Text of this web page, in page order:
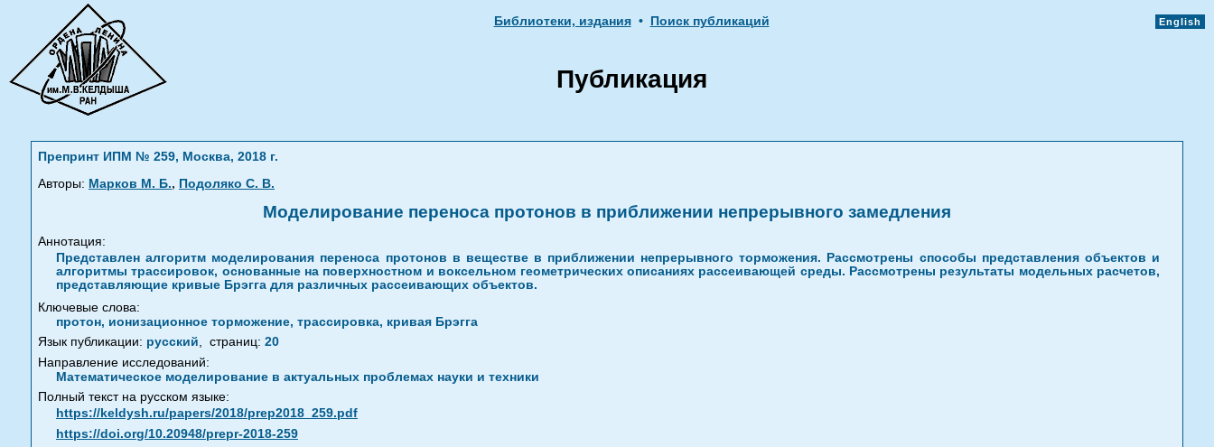
Библиотеки, издания • Поиск публикаций English
Публикация
Препринт ИПМ № 259, Москва, 2018 г.
Авторы: Марков М. Б., Подоляко С. В.
Моделирование переноса протонов в приближении непрерывного замедления
Аннотация:
Представлен алгоритм моделирования переноса протонов в веществе в приближении непрерывного торможения. Рассмотрены способы представления объектов и
алгоритмы трассировок, основанные на поверхностном и воксельном геометрических описаниях рассеивающей среды. Рассмотрены результаты модельных расчетов,
представляющие кривые Брэгга для различных рассеивающих объектов.
Ключевые слова:
протон, ионизационное торможение, трассировка, кривая Брэгга
Язык публикации: русский, страниц: 20
Направление исследований:
Математическое моделирование в актуальных проблемах науки и техники
Полный текст на русском языке:
https://keldysh.ru/papers/2018/prep2018_259.pdf
https://doi.org/10.20948/prepr-2018-259